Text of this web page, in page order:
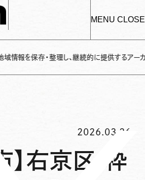
MENU CLOSE
・整理し、継続的に提供するアーカイブサイト
2026.03.26
】右京区 粋